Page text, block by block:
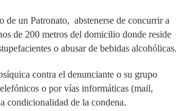
de un Patronato, abstenerse de concurrir a
de 200 metros del domicilio donde reside
o abusar de bebidas alcohólicas.
contra el denunciante o su grupo
o por vías informáticas (mail,
condicionalidad de la condena.